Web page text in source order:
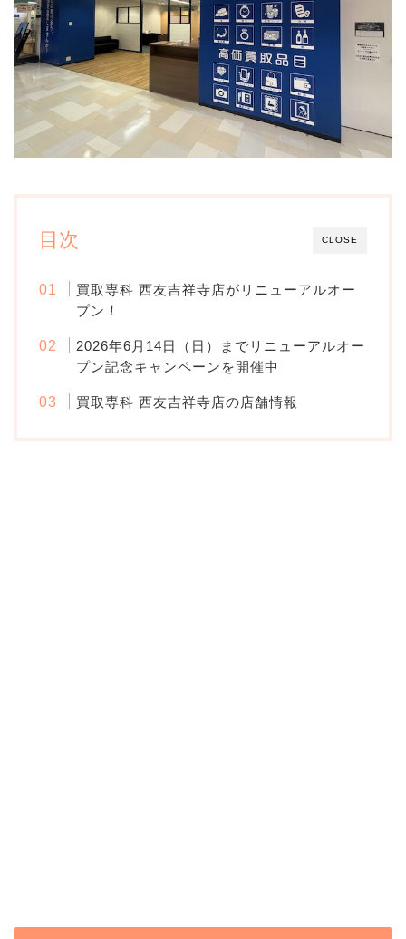
CLOSE
目次
買取専科 西友吉祥寺店がリニューアルオー
プン！
2026年6月14日（日）までリニューアルオー
プン記念キャンペーンを開催中
買取専科 西友吉祥寺店の店舗情報